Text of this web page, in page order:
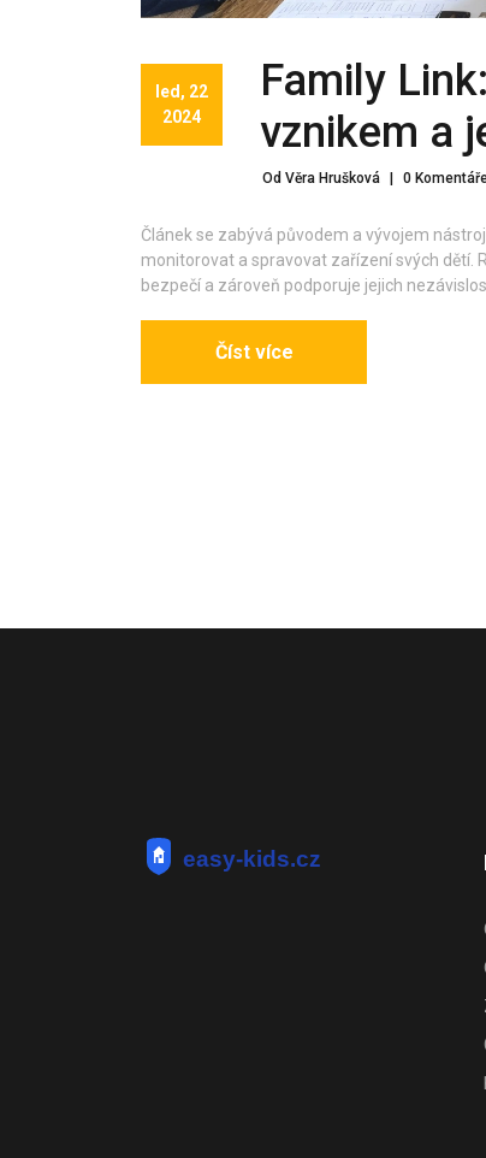
led, 22
2024
Family
vznikem a
Od Věra Hrušková | 0
Článek se zabývá původem a vývojem
monitorovat a spravovat zařízení svých dětí.
bezpečí a zároveň podporuje jejich
Číst více